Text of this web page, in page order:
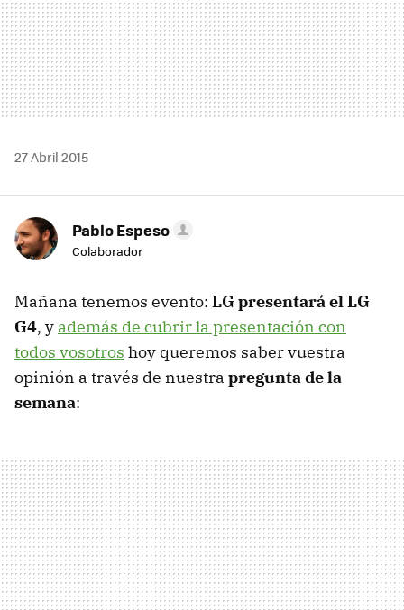
27 Abril 2015
Pablo Espeso
Colaborador
Mañana tenemos evento: LG presentará el LG
G4, y además de cubrir la presentación con
todos vosotros hoy queremos saber vuestra
opinión a través de nuestra pregunta de la
semana: